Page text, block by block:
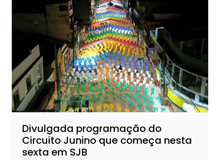
Divulgada programação do
Circuito Junino que começa nesta
sexta em SJB